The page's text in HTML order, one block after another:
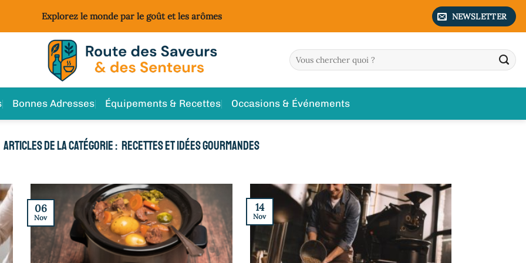
Explorez le monde par le goût et les arômes NEWSLETTER
Bonnes Adresses Équipements & Recettes Occasions & Événements
RECETTES ET IDÉES GOURMANDES
06
Nov
14
Nov